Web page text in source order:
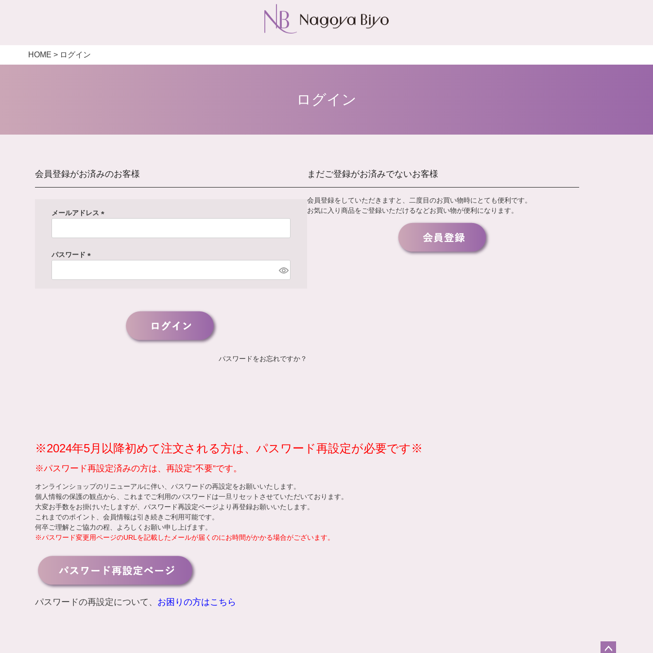
HOME ログイン
ログイン
会員登録がお済みのお客様
メールアドレス
必
パスワード
必
パスワードをお忘れですか？
まだご登録がお済みでないお客様
会員登録をしていただきますと、二度目のお買い物時にとても便利です。
お気に入り商品をご登録いただけるなどお買い物が便利になります。
※2024年5月以降初めて注文される方は、パスワード再設定が必要です※
※パスワード再設定済みの方は、再設定”不要”です。
オンラインショップのリニューアルに伴い、パスワードの再設定をお願いいたします。
個人情報の保護の観点から、これまでご利用のパスワードは一旦リセットさせていただいております。
大変お手数をお掛けいたしますが、 パスワード再設定ページより再登録お願いいたします。
これまでのポイント、会員情報は引き続きご利用可能です。
何卒ご理解とご協力の程、よろしくお願い申し上げます。
※パスワード変更用ページのURLを記載したメールが届くのにお時間がかかる場合がございます。
パスワードの再設定について、 お困りの方はこちら